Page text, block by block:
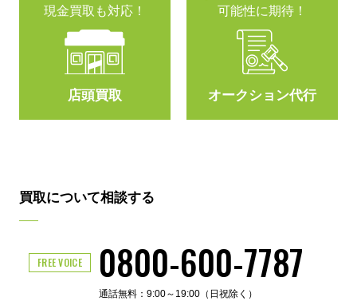
現金買取も対応！
店頭買取
可能性に期待！
オークション代行
買取について相談する
FREE VOICE 0800-600-7787
通話無料：9:00～19:00（日祝除く）